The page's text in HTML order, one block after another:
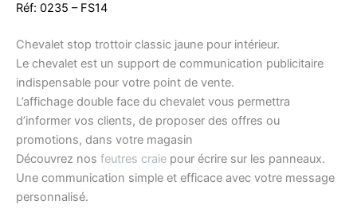
Réf: 0235 – FS14
Chevalet stop trottoir classic jaune pour intérieur.
Le chevalet est un support de communication publicitaire
indispensable pour votre point de vente.
L’affichage double face du chevalet vous permettra
d’informer vos clients, de proposer des offres ou
promotions, dans votre magasin
Découvrez nos feutres craie pour écrire sur les panneaux.
Une communication simple et efficace avec votre message
personnalisé.